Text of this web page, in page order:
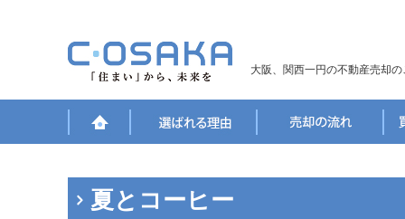
大阪、関西一円の不動産売却
夏とコーヒー